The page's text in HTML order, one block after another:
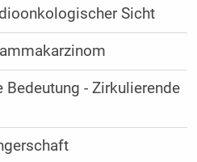
Sicht
- Zirkulierende